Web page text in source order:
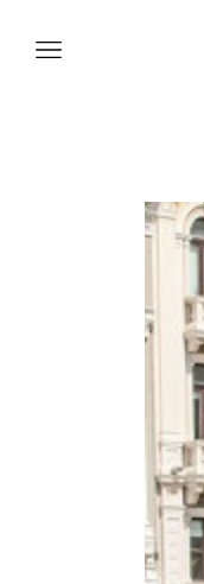
Accessori e
Collection